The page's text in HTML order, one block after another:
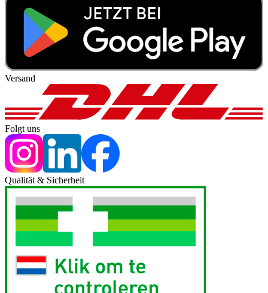
Versand
Folgt uns
Qualität & Sicherheit